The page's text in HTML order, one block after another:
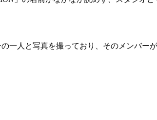
一人と写真を撮っており、そのメンバー